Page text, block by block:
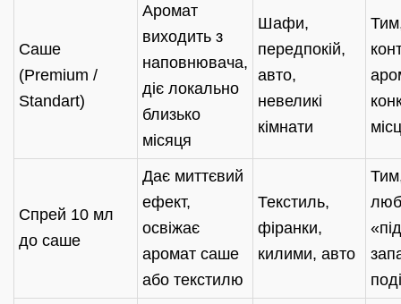
Саше
(Premium /
Standart)
Аромат
виходить з
наповнювача,
діє локально
близько
місяця
Шафи,
передпокій,
авто,
невеликі
кімнати
Спрей 10 мл
до саше
Дає миттєвий
ефект,
освіжає
аромат саше
або текстилю
Текстиль,
фіранки,
килими, авто